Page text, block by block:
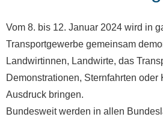
Vom 8. bis 12. Januar 2024 wird in
Transportgewerbe gemeinsam
Landwirtinnen, Landwirte, das
Demonstrationen, Sternfahrten
Ausdruck bringen.
Bundesweit werden in allen